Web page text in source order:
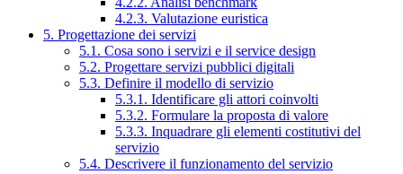
4.2.3. Valutazione euristica
5. Progettazione dei servizi
5.1. Cosa sono i servizi e il service design
5.2. Progettare servizi pubblici digitali
5.3. Definire il modello di servizio
5.3.1. Identificare gli attori coinvolti
5.3.2. Formulare la proposta di valore
5.3.3. Inquadrare gli elementi costitutivi del
servizio
5.4. Descrivere il funzionamento del servizio